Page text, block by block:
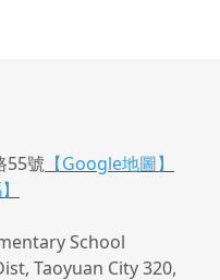
55號 【Google地圖】
School
Taoyuan City 320,